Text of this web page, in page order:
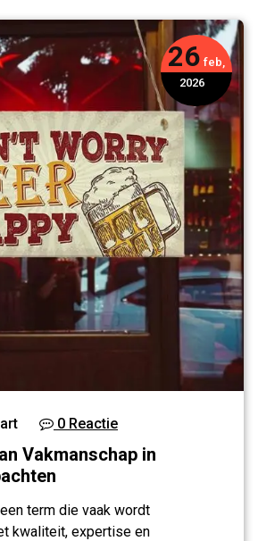
26 feb,
2026
0 Reactie
Vakmanschap in
term die vaak wordt
kwaliteit, expertise en